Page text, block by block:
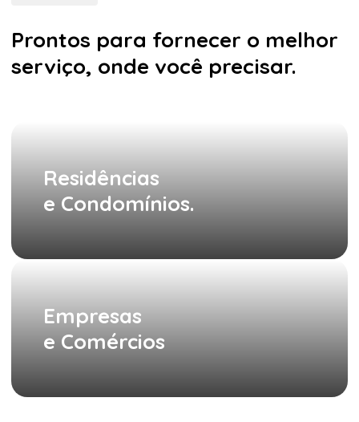
Prontos para fornecer o melhor
serviço, onde você precisar.
Residências
e Condomínios.
Empresas
e Comércios